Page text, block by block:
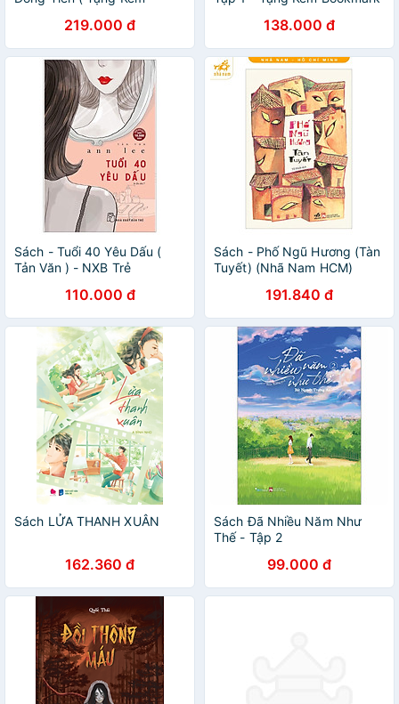
219.000 đ 138.000 đ
Sách - Tuổi 40 Yêu Dấu (
Tản Văn ) - NXB Trẻ
110.000 đ
Sách - Phố Ngũ Hương (Tàn
Tuyết) (Nhã Nam HCM)
191.840 đ
Sách LỬA THANH XUÂN
162.360 đ
Sách Đã Nhiều Năm Như
Thế - Tập 2
99.000 đ